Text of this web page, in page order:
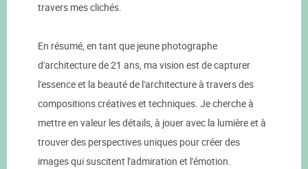
travers mes clichés.
En résumé, en tant que jeune photographe
d'architecture de 21 ans, ma vision est de capturer
l'essence et la beauté de l'architecture à travers des
compositions créatives et techniques. Je cherche à
mettre en valeur les détails, à jouer avec la lumière et à
trouver des perspectives uniques pour créer des
images qui suscitent l'admiration et l'émotion.